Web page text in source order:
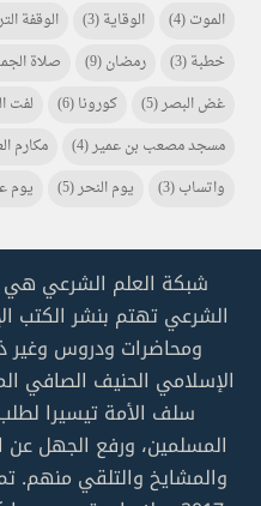
الموت(4) الوقاية(3) الوقفة
خطبة(3) رمضان(9) صلاة
غض البصر(5) كورونا(6) لفت
مسجد مصعب بن عمير(4) مكارم
واتساب(3) يوم النحر(5) يوم
شبكة العلم الشرعي هي
الشرعي تهتم بنشر الكتب
ومحاضرات ودروس وغير
الإسلامي الحنيف الصافي
سلف الأمة تيسيرا
المسلمين، ورفع الجهل عن